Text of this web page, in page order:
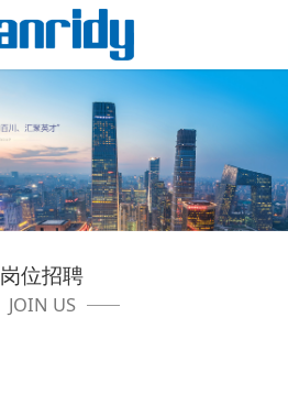
岗位招聘
JOIN US